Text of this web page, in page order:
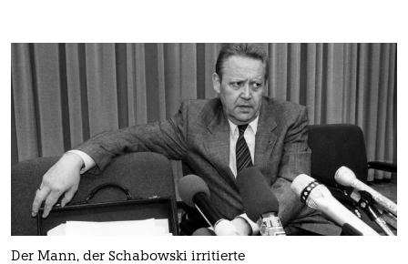
Der Mann, der Schabowski irritierte